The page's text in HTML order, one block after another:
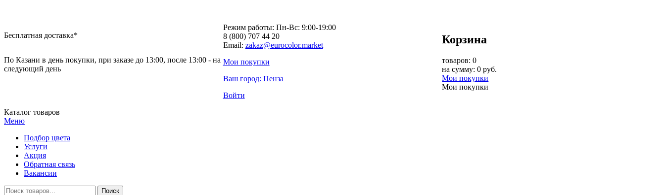
Бесплатная доставка*
По Казани в день покупки, при заказе до 13:00, после 13:00 - на
следующий день
Режим работы: Пн-Вc: 9:00-19:00
8 (800) 707 44 20
Email: zakaz@eurocolor.market
Мои покупки
Ваш город: Пенза
Войти
Корзина
товаров: 0
на сумму: 0 руб.
Мои покупки
Мои покупки
Каталог товаров
Меню
Подбор цвета
Услуги
Акция
Обратная связь
Вакансии